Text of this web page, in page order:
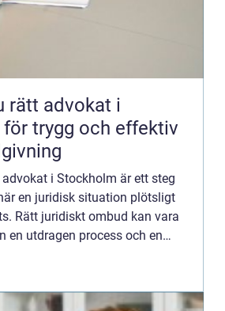
rätt advokat i
trygg och effektiv
i Stockholm är ett steg
en juridisk situation plötsligt
Rätt juridiskt ombud kan vara
en utdragen process och en